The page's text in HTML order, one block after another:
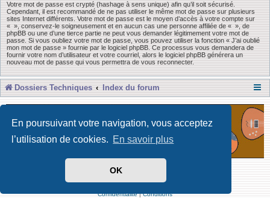
En poursuivant votre navigation, vous acceptez
l’utilisation de cookies. En savoir plus
OK
Votre mot de passe est crypté (hashage à sens unique) afin qu’il soit sécurisé.
Cependant, il est recommandé de ne pas utiliser le même mot de passe sur plusieurs
sites Internet différents. Votre mot de passe est le moyen d’accès à votre compte sur
« », conservez-le soigneusement et en aucun cas une personne affiliée de « », de
phpBB ou une d’une tierce partie ne peut vous demander légitimement votre mot de
passe. Si vous oubliez votre mot de passe, vous pouvez utiliser la fonction « J’ai oublié
mon mot de passe » fournie par le logiciel phpBB. Ce processus vous demandera de
fournir votre nom d’utilisateur et votre courriel, alors le logiciel phpBB générera un
nouveau mot de passe qui vous permettra de vous reconnecter.
Dossiers Techniques Index du forum
Développé par Forum Software © phpBB Limited
Traduit par phpBB-fr
Confidentialité|Conditions